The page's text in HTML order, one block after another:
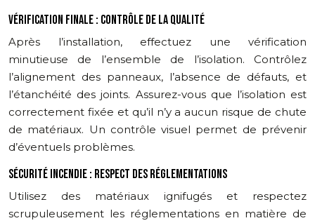
VÉRIFICATION FINALE : CONTRÔLE DE LA QUALITÉ
Après l’installation, effectuez une vérification
minutieuse de l’ensemble de l’isolation. Contrôlez
l’alignement des panneaux, l’absence de défauts, et
l’étanchéité des joints. Assurez-vous que l’isolation est
correctement fixée et qu’il n’y a aucun risque de chute
de matériaux. Un contrôle visuel permet de prévenir
d’éventuels problèmes.
SÉCURITÉ INCENDIE : RESPECT DES RÉGLEMENTATIONS
Utilisez des matériaux ignifugés et respectez
scrupuleusement les réglementations en matière de